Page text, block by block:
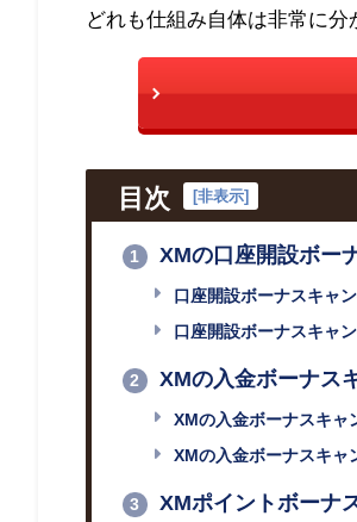
どれも仕組み自体は非常に
目次 [非表示]
1 XMの口座開設ボー
口座開設ボーナスキャ
口座開設ボーナスキャ
2 XMの入金ボーナス
XMの入金ボーナスキャ
XMの入金ボーナスキャ
3 XMポイントボーナ